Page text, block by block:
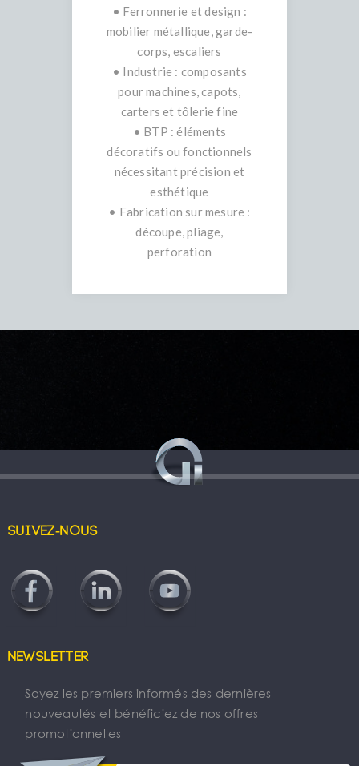
• Ferronnerie et design :
mobilier métallique, garde-
corps, escaliers
• Industrie : composants
pour machines, capots,
carters et tôlerie fine
• BTP : éléments
décoratifs ou fonctionnels
nécessitant précision et
esthétique
• Fabrication sur mesure :
découpe, pliage,
perforation
Suivez-nous
Newsletter
Soyez les premiers informés des dernières
nouveautés et bénéficiez de nos offres
promotionnelles